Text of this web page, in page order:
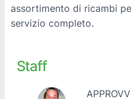
assortimento di ricambi
servizio completo.
Staff